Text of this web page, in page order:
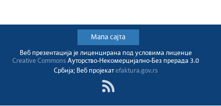
Мапа сајта
Веб презентација jе лиценциранa под условима лиценце
Creative CommonsАуторство-Некомерцијално-Без прерада 3.0
Србија; Веб пројекатefaktura.gov.rs